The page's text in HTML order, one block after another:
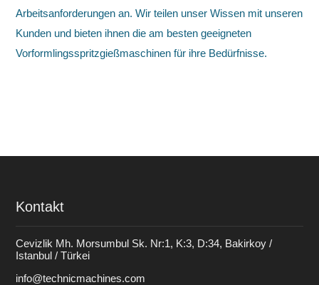
Arbeitsanforderungen an. Wir teilen unser Wissen mit unseren
Kunden und bieten ihnen die am besten geeigneten
Vorformlingsspritzgießmaschinen für ihre Bedürfnisse.
Kontakt
Cevizlik Mh. Morsumbul Sk. Nr:1, K:3, D:34, Bakirkoy /
Istanbul / Türkei
info@technicmachines.com